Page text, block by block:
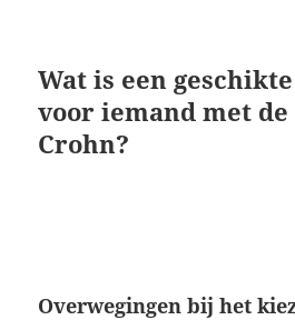
Wat is een
voor iemand met
Crohn?
Overwegingen bij het